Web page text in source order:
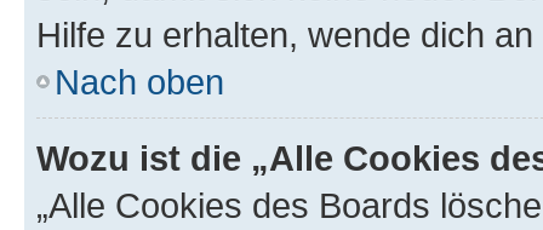
Hilfe zu erhalten, wende dich
Nach oben
Wozu ist die „Alle Cookies
„Alle Cookies des Boards